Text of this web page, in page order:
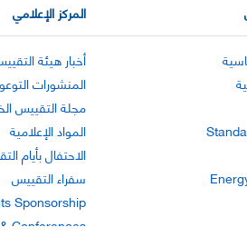
المركز الإعلامي
أخبار هيئة
المنشورات
مجلة التقييس
المواد الإعلامية
الاحتفال بأيام
سفراء التقييس
Sponsorship
Conferences